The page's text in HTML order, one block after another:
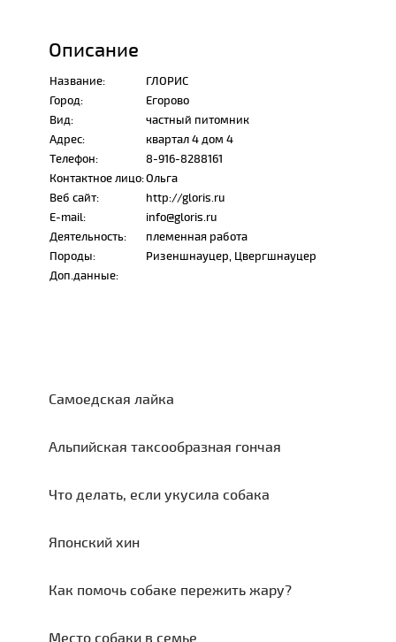
Описание
Название:
ГЛОРИС
Город:
Егорово
Вид:
частный питомник
Адрес:
квартал 4 дом 4
Телефон:
8-916-8288161
Контактное лицо:Ольга
Веб сайт:
http://gloris.ru
E-mail:
info@gloris.ru
Деятельность:
племенная работа
Породы:
Ризеншнауцер, Цвергшнауцер
Доп.данные:
Самоедская лайка
Альпийская таксообразная гончая
Что делать, если укусила собака
Японский хин
Как помочь собаке пережить жару?
Место собаки в семье